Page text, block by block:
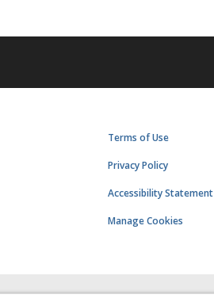
Terms of Use
Privacy Policy
Accessibility Statement
Manage Cookies